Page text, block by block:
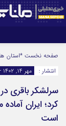
اینستاگرام
سروش
آپارات
نام کاربری یا نشانی ایمیل
رمز عبور
صفحه نخست *استان ها
انتشار :
مهر ۱۴, ۱۴۰۲ - ۲۳:۴۱
سرلشکر باقری
کرد؛ ایران
است